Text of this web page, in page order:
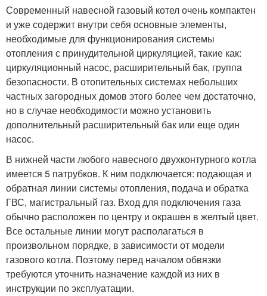
Современный навесной газовый котел очень компактен
и уже содержит внутри себя основные элементы,
необходимые для функционирования системы
отопления с принудительной циркуляцией, такие как:
циркуляционный насос, расширительный бак, группа
безопасности. В отопительных системах небольших
частных загородных домов этого более чем достаточно,
но в случае необходимости можно установить
дополнительный расширительный бак или еще один
насос.
В нижней части любого навесного двухконтурного котла
имеется 5 патрубков. К ним подключается: подающая и
обратная линии системы отопления, подача и обратка
ГВС, магистральный газ. Вход для подключения газа
обычно расположен по центру и окрашен в желтый цвет.
Все остальные линии могут располагаться в
произвольном порядке, в зависимости от модели
газового котла. Поэтому перед началом обвязки
требуются уточнить назначение каждой из них в
инструкции по эксплуатации.